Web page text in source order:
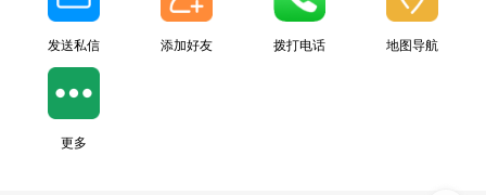
发送私信 添加好友 拨打电话 地图导航
更多